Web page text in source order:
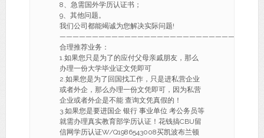
8、急需国外学历认证书；
9、其他问题。
我们公司都能竭诚为您解决实际问题!
———————————————————————————-
合理推荐业务：
1.如果您只是为了的应付父母亲戚朋友，那么
办理一份大学毕业证文凭即可
2.如果您是为了回国找工作，只是进私营企业
或者外企，那么办理一份文凭即可，因为私营
企业或者外企是不能 查询文凭真假的！
3.如果您是要进国企 银行 事业单位 考公务员等
就需办理真实教育部学历认证！花钱搞CBU留
信网学历认证W/Q1986543008买凯波布兰顿